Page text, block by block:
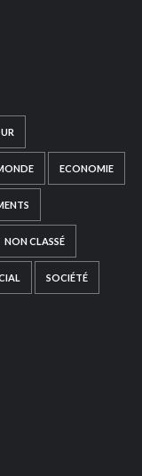
ECONOMIE
NON CLASSÉ
SOCIÉTÉ